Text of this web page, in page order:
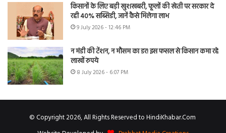
किसानों के लिए बड़ी खुशखबरी, फूलों की खेती पर सरकार दे
रही 40% सब्सिडी, जानें कैसे मिलेगा लाभ
9 July 2026 - 12:46 PM
न मंडी की टेंशन, न मौसम का डर! इस फसल से किसान कमा रहे
लाखों रुपये
8 July 2026 - 6:07 PM
© Copyright 2026, All Rights Reserved to HindiKhabar.Com